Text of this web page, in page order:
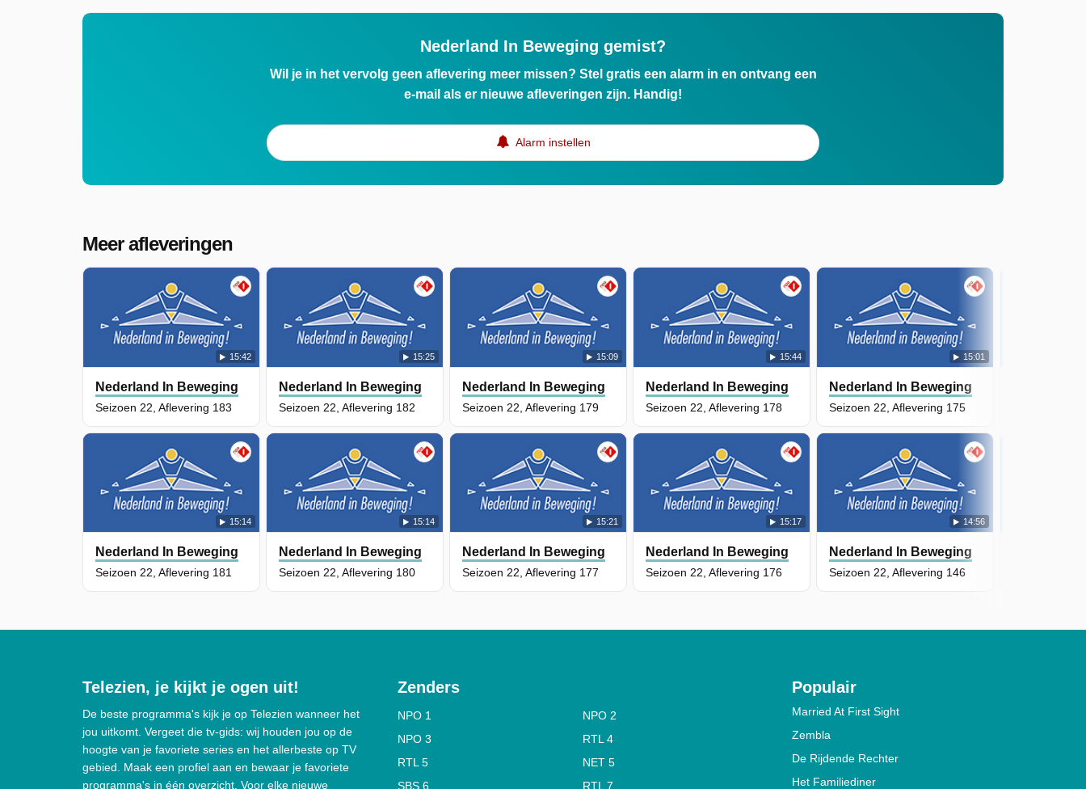
Nederland In Beweging gemist?
Wil je in het vervolg geen aflevering meer missen? Stel gratis een alarm in en ontvang een
e-mail als er nieuwe afleveringen zijn. Handig!
Alarm instellen
Meer afleveringen
15:42
Nederland In Beweging
Seizoen 22, Aflevering 183
15:25
Nederland In Beweging
Seizoen 22, Aflevering 182
15:14
Nederland In Beweging
Seizoen 22, Aflevering 181
15:14
Nederland In Beweging
Seizoen 22, Aflevering 180
15:09
Nederland In Beweging
Seizoen 22, Aflevering 179
15:44
Nederland In Beweging
Seizoen 22, Aflevering 178
15:21
Nederland In Beweging
Seizoen 22, Aflevering 177
15:17
Nederland In Beweging
Seizoen 22, Aflevering 176
15:01
Nederland In Beweging
Seizoen 22, Aflevering 175
14:56
Nederland In Beweging
Seizoen 22, Aflevering 146
Telezien, je kijkt je ogen uit!
De beste programma's kijk je op Telezien wanneer het
jou uitkomt. Vergeet die tv-gids: wij houden jou op de
hoogte van je favoriete series en het allerbeste op TV
gebied. Maak een profiel aan en bewaar je favoriete
programma's in één overzicht. Voor elke nieuwe
Zenders
NPO 1
NPO 2
NPO 3
RTL 4
RTL 5
NET 5
SBS 6
RTL 7
Populair
Married At First Sight
Zembla
De Rijdende Rechter
Het Familiediner